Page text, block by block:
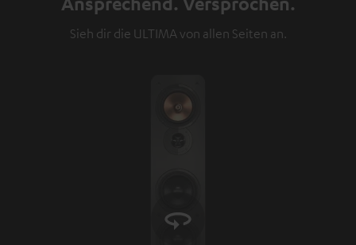
Sieh dir die ULTIMA von allen Seiten an.